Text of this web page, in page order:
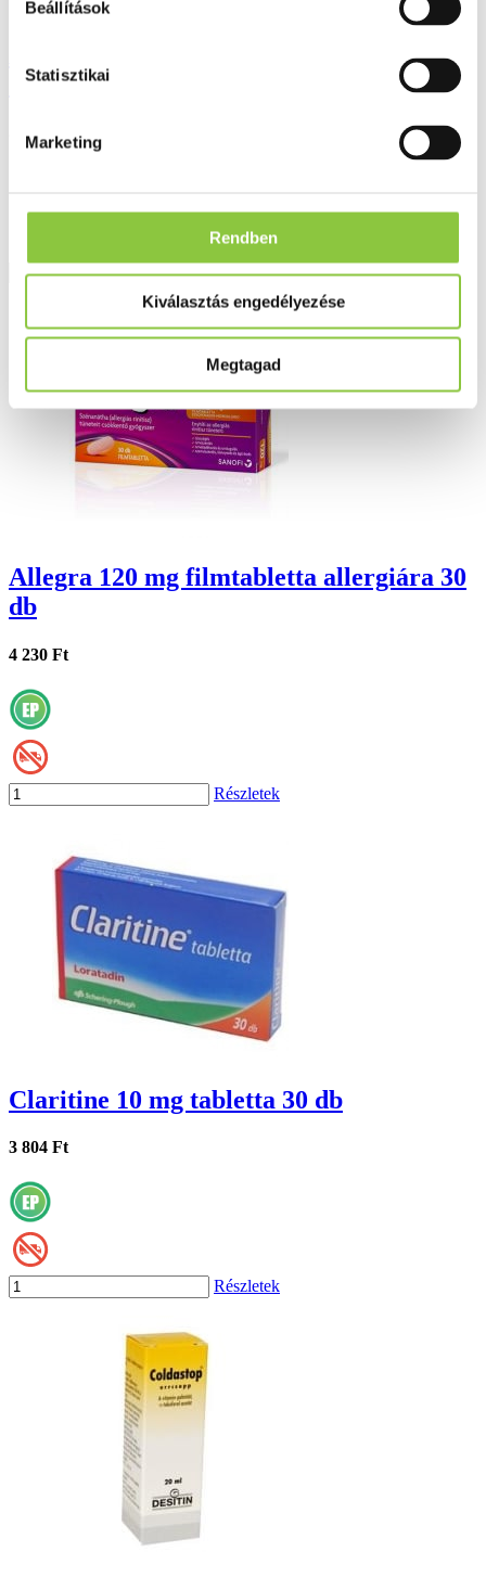
Beállítások
Statisztikai
Marketing
Rendben
Kiválasztás engedélyezése
Megtagad
allergiára 30 db
5 508 Ft
Részletek
Allegra 120 mg filmtabletta allergiára 30
db
4 230 Ft
Részletek
Claritine 10 mg tabletta 30 db
3 804 Ft
Részletek